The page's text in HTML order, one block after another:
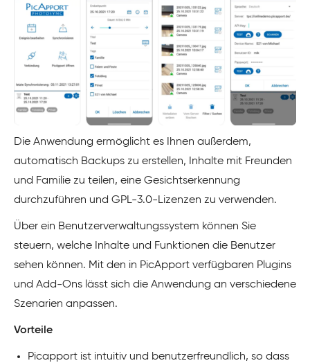
Die Anwendung ermöglicht es Ihnen außerdem,
automatisch Backups zu erstellen, Inhalte mit Freunden
und Familie zu teilen, eine Gesichtserkennung
durchzuführen und GPL-3.0-Lizenzen zu verwenden.
Über ein Benutzerverwaltungssystem können Sie
steuern, welche Inhalte und Funktionen die Benutzer
sehen können. Mit den in PicApport verfügbaren Plugins
und Add-Ons lässt sich die Anwendung an verschiedene
Szenarien anpassen.
Vorteile
Picapport ist intuitiv und benutzerfreundlich, so dass